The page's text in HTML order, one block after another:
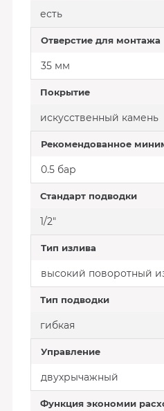
есть
Отверстие для монтажа
35 мм
Покрытие
искусственный камень
Рекомендованное
0.5 бар
Стандарт подводки
1/2"
Тип излива
высокий поворотный
Тип подводки
гибкая
Управление
двухрычажный
Функция экономии